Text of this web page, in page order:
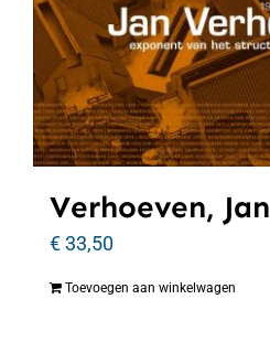
Verhoeven, Jan
€33,50
Toevoegen aan winkelwagen